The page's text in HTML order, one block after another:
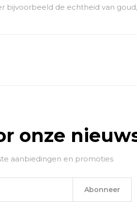
de echtheid van
onze
aanbiedingen en promoties
Abonneer